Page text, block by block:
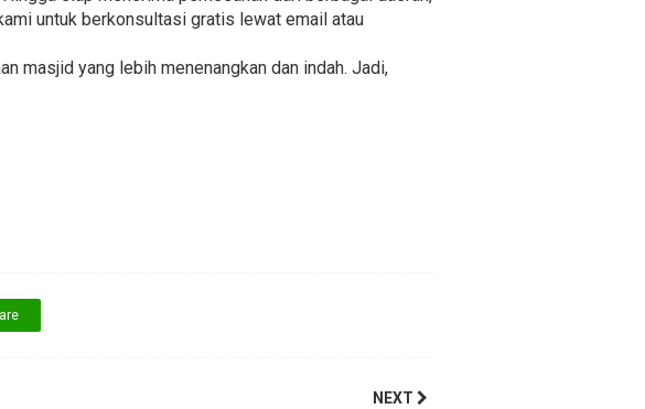
untuk berkonsultasi gratis lewat email atau
masjid yang lebih menenangkan dan indah. Jadi,
NEXT